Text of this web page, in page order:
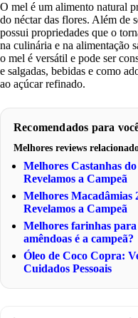
O mel é um alimento natural
do néctar das flores. Além de
possui propriedades que o
na culinária e na alimentação
o mel é versátil e pode ser
e salgadas, bebidas e como
ao açúcar refinado.
Recomendados para
Melhores reviews
Melhores Castanhas
Revelamos a Campeã
Melhores Macadâmias
Revelamos a Campeã
Melhores farinhas
amêndoas é a campeã?
Óleo de Coco Copra:
Cuidados Pessoais